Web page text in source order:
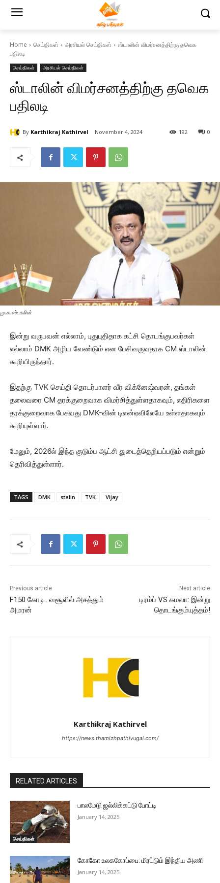
Home செய்திகள் அரசியல் செய்திகள்
ஸ்டாலின் விமர்சனத்திற்கு தவெக
பதிலடி
செய்திகள் அரசியல் செய்திகள்
ஸ்டாலின் விமர்சனத்திற்கு தவெக
பதிலடி
By Karthikraj Kathirvel November 4, 2024 0
192
மு.க.ஸ்டாலின்
இன்று வருபவன் எல்லாம், புதுபுதிதாக கட்சி தொடங்குபவர்கள்
எல்லாம் DMK அழிய வேண்டும் என பேசிவருவதாக CM ஸ்டாலின்
கூறியிருந்தார்.
இதற்கு TVK செய்தி தொடர்பாளர் வீர விக்னேஷ்வரன், தங்கள்
தலைவரை CM தரக்குறைவாக விமர்சித்துள்ளதாகவும், எதிரிகளை
தரக்குறைவாக பேசுவது DMK-வின் டிஎன்ஏவிலேயே உள்ளதாகவும்
கூறியுள்ளார்.
மேலும், 2026ல் இந்த குடும்ப ஆட்சி துடைத்தெறியப்படும் என்றும்
தெரிவித்துள்ளார்.
TAGS DMK stalin TVK Vijay
Previous article
F150 கோடி.. வசூலில் அசத்தும்
அமரன்
Next article
டிரம்ப் VS கமலா: இன்று
தொடங்கும்யுத்தம்!
Karthikraj Kathirvel
https://news.thamizhpathivugal.com/
RELATED ARTICLES
செய்திகள்
பாலமேடு ஜல்லிக்கட்டு போட்டி
January 14, 2025
கோகோ உலககோப்பை: மிரட்டும் இந்திய அணி
January 14, 2025